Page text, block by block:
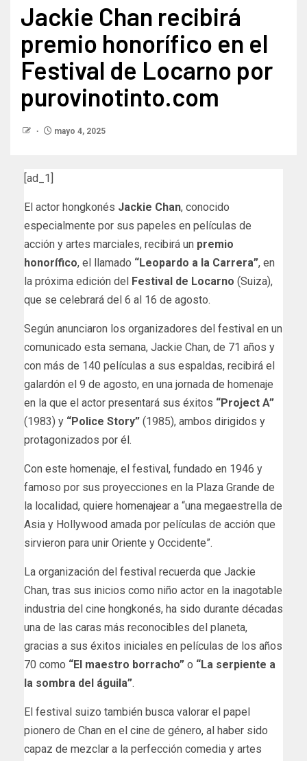
Jackie Chan recibirá
premio honorífico en el
Festival de Locarno por
purovinotinto.com
mayo 4, 2025
[ad_1]
El actor hongkonés Jackie Chan, conocido
especialmente por sus papeles en películas de
acción y artes marciales, recibirá un premio
honorífico, el llamado “Leopardo a la Carrera”, en
la próxima edición del Festival de Locarno (Suiza),
que se celebrará del 6 al 16 de agosto.
Según anunciaron los organizadores del festival en un
comunicado esta semana, Jackie Chan, de 71 años y
con más de 140 películas a sus espaldas, recibirá el
galardón el 9 de agosto, en una jornada de homenaje
en la que el actor presentará sus éxitos “Project A”
(1983) y “Police Story” (1985), ambos dirigidos y
protagonizados por él.
Con este homenaje, el festival, fundado en 1946 y
famoso por sus proyecciones en la Plaza Grande de
la localidad, quiere homenajear a “una megaestrella de
Asia y Hollywood amada por películas de acción que
sirvieron para unir Oriente y Occidente”.
La organización del festival recuerda que Jackie
Chan, tras sus inicios como niño actor en la inagotable
industria del cine hongkonés, ha sido durante décadas
una de las caras más reconocibles del planeta,
gracias a sus éxitos iniciales en películas de los años
70 como “El maestro borracho” o “La serpiente a
la sombra del águila”.
El festival suizo también busca valorar el papel
pionero de Chan en el cine de género, al haber sido
capaz de mezclar a la perfección comedia y artes